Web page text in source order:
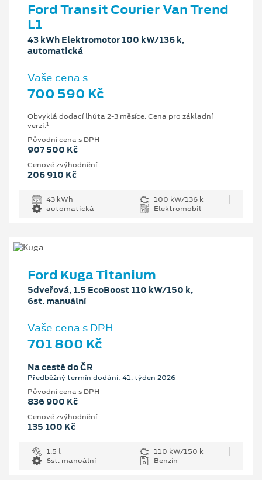
Ford Transit Courier Van Trend
L1
43 kWh Elektromotor 100 kW/136 k,
automatická
Vaše cena s
700 590 Kč
Obvyklá dodací lhůta 2-3 měsíce. Cena pro základní
verzi.1
Původní cena s DPH
907 500 Kč
Cenové zvýhodnění
206 910 Kč
43 kWh
100 kW/136 k
automatická
Elektromobil
Ford Kuga Titanium
5dveřová, 1.5 EcoBoost 110 kW/150 k,
6st. manuální
Vaše cena s DPH
701 800 Kč
Na cestě do ČR
Předběžný termín dodání: 41. týden 2026
Původní cena s DPH
836 900 Kč
Cenové zvýhodnění
135 100 Kč
1.5 l
110 kW/150 k
6st. manuální
Benzín